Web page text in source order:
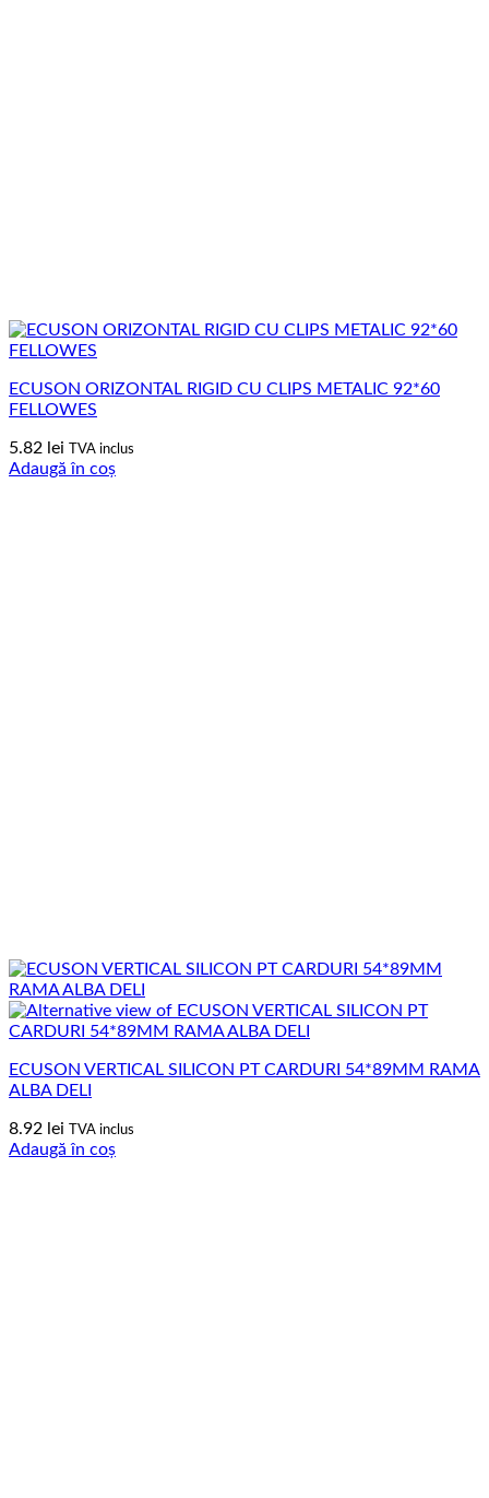
ECUSON ORIZONTAL RIGID CU CLIPS METALIC 92*60
FELLOWES
5.82 lei TVA inclus
Adaugă în coș
ECUSON VERTICAL SILICON PT CARDURI 54*89MM RAMA
ALBA DELI
8.92 lei TVA inclus
Adaugă în coș